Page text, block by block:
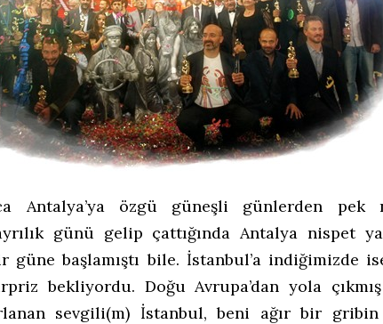
Antalya’ya özgü güneşli günlerden pek
günü gelip çattığında Antalya nispet
güne başlamıştı bile. İstanbul’a indiğimizde
bekliyordu. Doğu Avrupa’dan yola
sevgili(m) İstanbul, beni ağır bir gribin